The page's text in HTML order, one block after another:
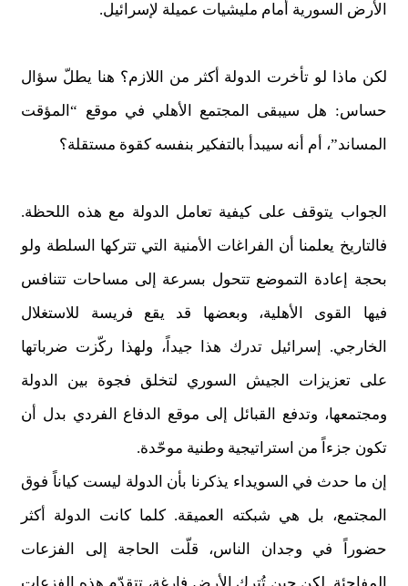
الأرض السورية أمام مليشيات عميلة لإسرائيل.
لكن ماذا لو تأخرت الدولة أكثر من اللازم؟ هنا يطلّ سؤال
حساس: هل سيبقى المجتمع الأهلي في موقع “المؤقت
المساند”، أم أنه سيبدأ بالتفكير بنفسه كقوة مستقلة؟
الجواب يتوقف على كيفية تعامل الدولة مع هذه اللحظة.
فالتاريخ يعلمنا أن الفراغات الأمنية التي تتركها السلطة ولو
بحجة إعادة التموضع تتحول بسرعة إلى مساحات تتنافس
فيها القوى الأهلية، وبعضها قد يقع فريسة للاستغلال
الخارجي. إسرائيل تدرك هذا جيداً، ولهذا ركّزت ضرباتها
على تعزيزات الجيش السوري لتخلق فجوة بين الدولة
ومجتمعها، وتدفع القبائل إلى موقع الدفاع الفردي بدل أن
تكون جزءاً من استراتيجية وطنية موحّدة.
إن ما حدث في السويداء يذكرنا بأن الدولة ليست كياناً فوق
المجتمع، بل هي شبكته العميقة. كلما كانت الدولة أكثر
حضوراً في وجدان الناس، قلّت الحاجة إلى الفزعات